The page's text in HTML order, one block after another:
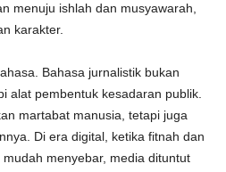
menuju ishlah dan musyawarah,
karakter.
Bahasa jurnalistik bukan
alat pembentuk kesadaran publik.
martabat manusia, tetapi juga
Di era digital, ketika fitnah dan
menyebar, media dituntut